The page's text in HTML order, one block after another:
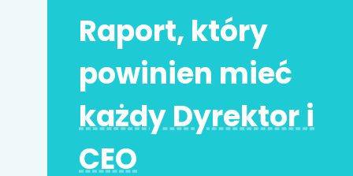
Adres e-mail*
Raport, który
powinien mieć
każdy Dyrektor i
CEO